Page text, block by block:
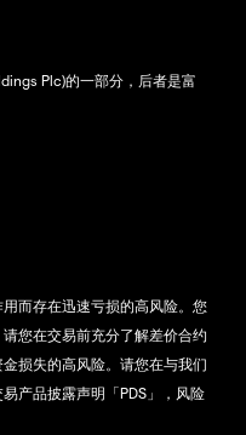
Plc)的一部分，后者是富
而存在迅速亏损的高风险。您
您在交易前充分了解差价合约
损失的高风险。请您在与我们
产品披露声明「PDS」，风险